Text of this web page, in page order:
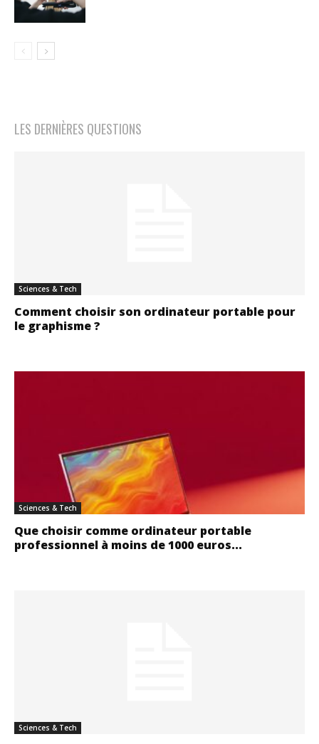
LES DERNIÈRES QUESTIONS
Sciences & Tech
Comment choisir son ordinateur portable pour
le graphisme ?
Sciences & Tech
Que choisir comme ordinateur portable
professionnel à moins de 1000 euros...
Sciences & Tech